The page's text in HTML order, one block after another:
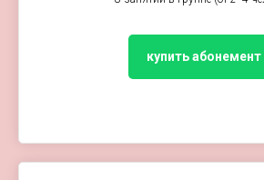
купить абонемент